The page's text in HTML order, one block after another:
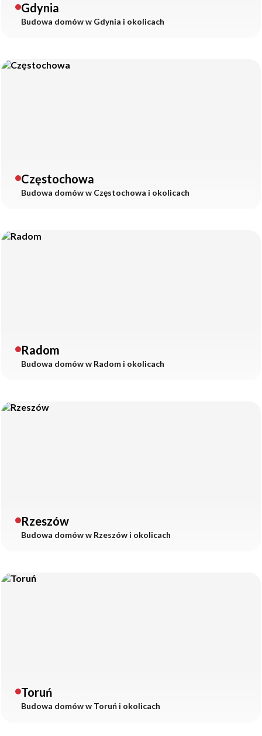
Gdynia
Budowa domów w Gdynia i okolicach
Częstochowa
Budowa domów w Częstochowa i okolicach
Radom
Budowa domów w Radom i okolicach
Rzeszów
Budowa domów w Rzeszów i okolicach
Toruń
Budowa domów w Toruń i okolicach